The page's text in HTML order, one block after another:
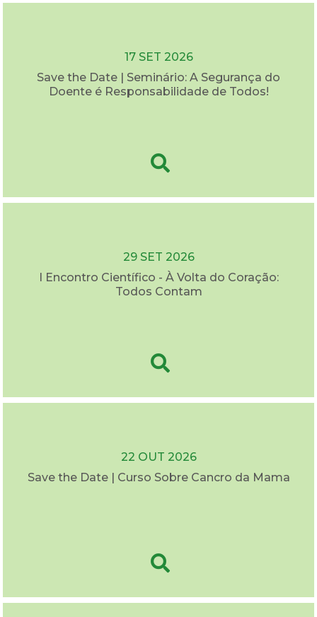
17 SET 2026
Save the Date | Seminário: A Segurança do
Doente é Responsabilidade de Todos!
29 SET 2026
I Encontro Científico - À Volta do Coração:
Todos Contam
22 OUT 2026
Save the Date | Curso Sobre Cancro da Mama